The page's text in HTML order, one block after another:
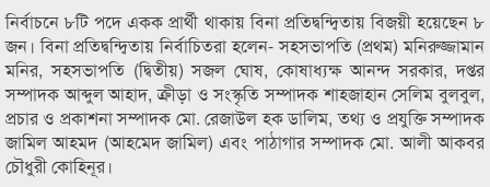
নির্বাচনে ৮টি পদে একক প্রার্থী থাকায় বিনা প্রতিদ্বন্দ্বিতায় বিজয়ী হয়েছেন ৮
জন। বিনা প্রতিদ্বন্দ্বিতায় নির্বাচিতরা হলেন- সহসভাপতি (প্রথম) মনিরুজ্জামান
মনির, সহসভাপতি (দ্বিতীয়) সজল ঘোষ, কোষাধ্যক্ষ আনন্দ সরকার, দপ্তর
সম্পাদক আব্দুল আহাদ, ক্রীড়া ও সংস্কৃতি সম্পাদক শাহজাহান সেলিম বুলবুল,
প্রচার ও প্রকাশনা সম্পাদক মো. রেজাউল হক ডালিম, তথ্য ও প্রযুক্তি সম্পাদক
জামিল আহমদ (আহমেদ জামিল) এবং পাঠাগার সম্পাদক মো. আলী আকবর
চৌধুরী কোহিনূর।